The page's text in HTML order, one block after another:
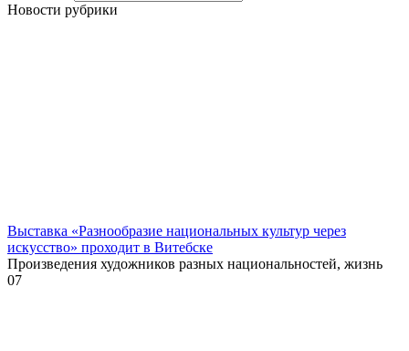
Новости рубрики
Выставка «Разнообразие национальных культур через
искусство» проходит в Витебске
Произведения художников разных национальностей, жизнь
07